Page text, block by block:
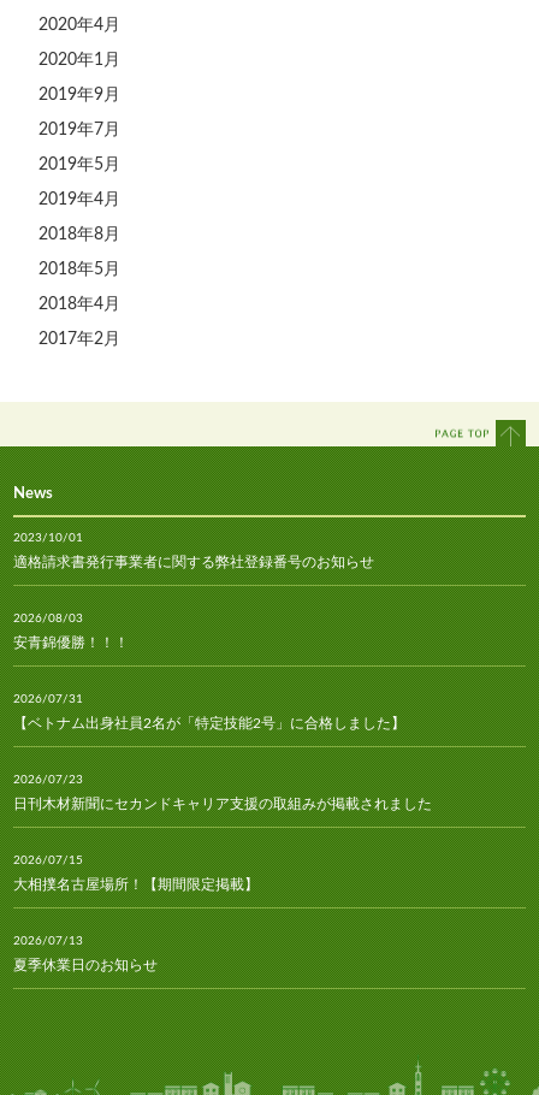
2020年4月
2020年1月
2019年9月
2019年7月
2019年5月
2019年4月
2018年8月
2018年5月
2018年4月
2017年2月
News
2023/10/01
適格請求書発行事業者に関する弊社登録番号のお知らせ
2026/08/03
安青錦優勝！！！
2026/07/31
【ベトナム出身社員2名が「特定技能2号」に合格しました】
2026/07/23
日刊木材新聞にセカンドキャリア支援の取組みが掲載されました
2026/07/15
大相撲名古屋場所！【期間限定掲載】
2026/07/13
夏季休業日のお知らせ
2026/07/10
林経新聞にセカンドキャリア支援の取組みが掲載されました